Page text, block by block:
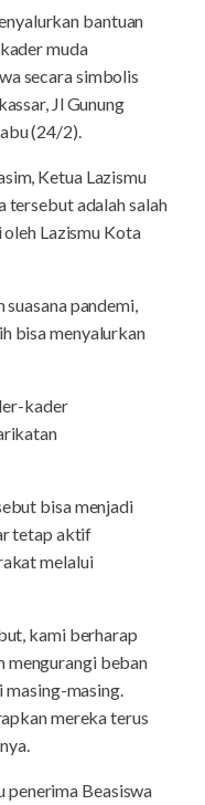
bantuan
muda
secara simbolis
Jl Gunung
(24/2).
Ketua Lazismu
tersebut adalah salah
Lazismu Kota
pandemi,
bisa menyalurkan
kader
bisa menjadi
tetap aktif
melalui
kami berharap
mengurangi beban
masing.
mereka terus
penerima Beasiswa